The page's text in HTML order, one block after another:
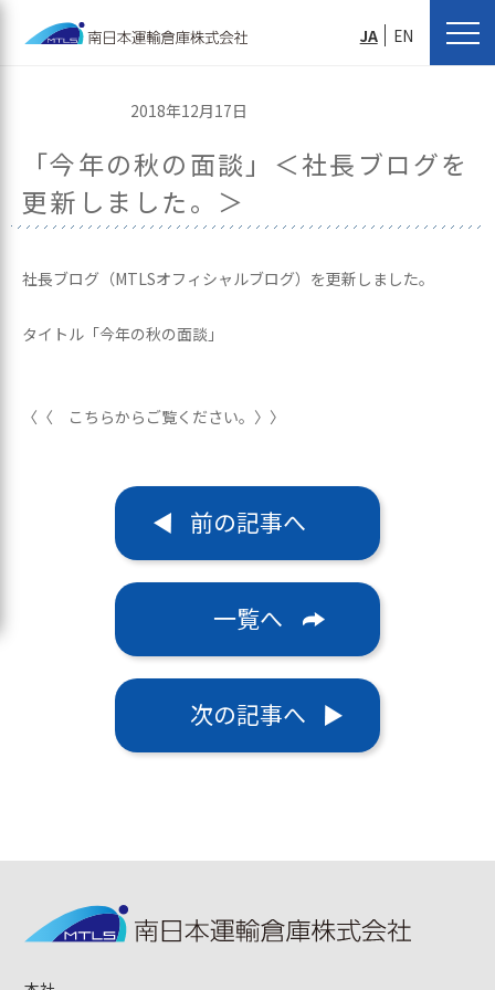
JA EN
2018年12月17日
「今年の秋の面談」＜社長ブログを
更新しました。＞
社長ブログ（MTLSオフィシャルブログ）を更新しました。
タイトル「今年の秋の面談」
〈〈 こちらからご覧ください。〉〉
前の記事へ
一覧へ
次の記事へ